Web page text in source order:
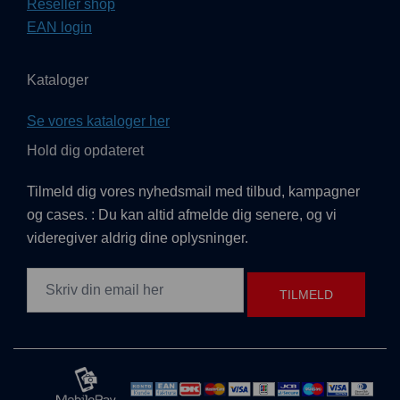
Reseller shop
EAN login
Kataloger
Se vores kataloger her
Hold dig opdateret
Tilmeld dig vores nyhedsmail med tilbud, kampagner
og cases. : Du kan altid afmelde dig senere, og vi
videregiver aldrig dine oplysninger.
TILMELD